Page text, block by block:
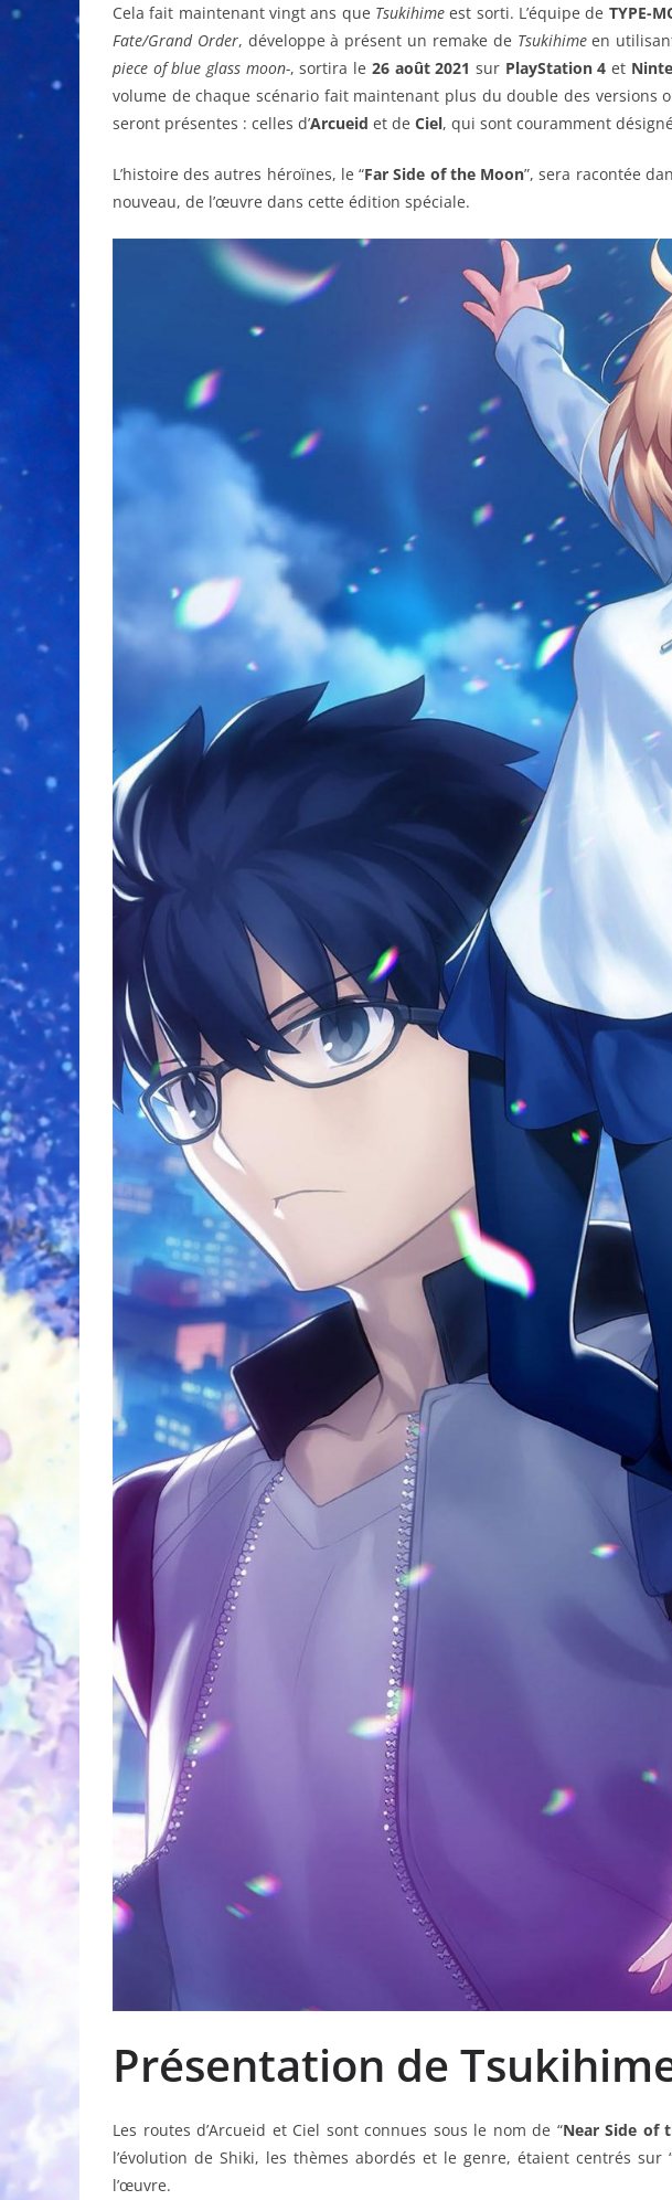
Cela fait maintenant vingt ans que Tsukihime est sorti. L’équipe de TYPE-
Fate/Grand Order, développe à présent un remake de Tsukihimeen
piece of blue glass moon-, sortira le 26 août 2021 sur PlayStation 4 et
volume de chaque scénario fait maintenant plus du double des versions
seront présentes : celles d’Arcueid et de Ciel, qui sont couramment
L’histoire des autres héroïnes, le “Far Side of the Moon”, sera racontée
nouveau, de l’œuvre dans cette édition spéciale.
Présentation de
Les routes d’Arcueid et Ciel sont connues sous le nom de “Near Side of
l’évolution de Shiki, les thèmes abordés et le genre, étaient centrés sur
l’œuvre.